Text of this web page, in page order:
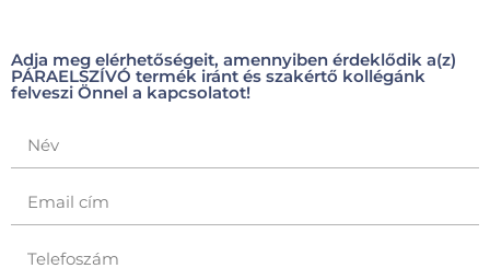
Adja meg elérhetőségeit, amennyiben érdeklődik a(z)
PÁRAELSZÍVÓ termék iránt és szakértő kollégánk
felveszi Önnel a kapcsolatot!